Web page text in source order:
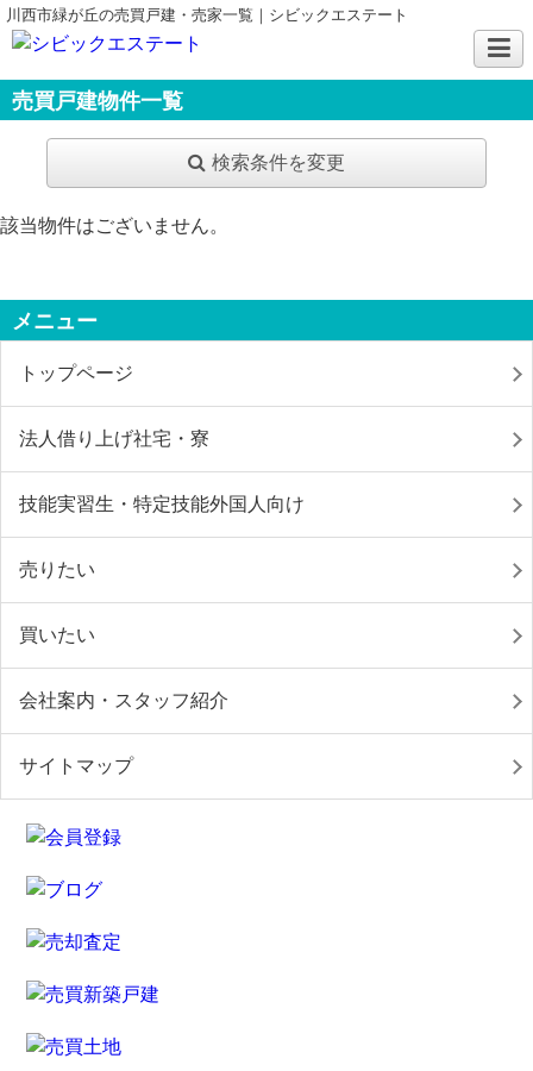
川西市緑が丘の売買戸建・売家一覧｜シビックエステート
売買戸建物件一覧
検索条件を変更
該当物件はございません。
メニュー
トップページ
法人借り上げ社宅・寮
技能実習生・特定技能外国人向け
売りたい
買いたい
会社案内・スタッフ紹介
サイトマップ